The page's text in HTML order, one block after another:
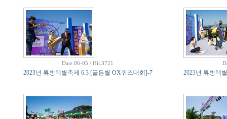
Date.06-05 / Hit.3721
2023년 류방택별축제 6.3 [골든별 OX퀴즈대회]-7 2023년 류방택